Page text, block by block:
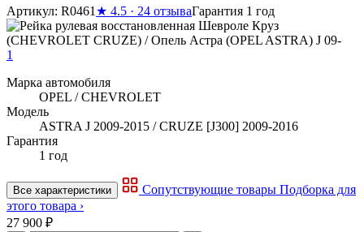
Артикул: R0461 ★ 4.5 · 24 отзываГарантия 1 год
1
Марка автомобиля
OPEL / CHEVROLET
Модель
ASTRA J 2009-2015 / CRUZE [J300] 2009-2016
Гарантия
1 год
Все характеристики Сопутствующие товары Подборка для
этого товара ›
27 900 ₽